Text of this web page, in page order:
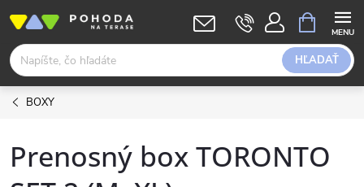
obsah
HĽADAŤ
KOŠÍK
BOXY
Prenosný box TORONTO